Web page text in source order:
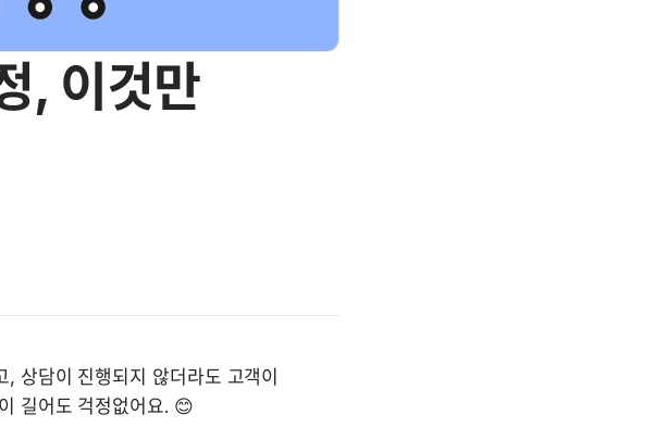
, 이것만
상담이 진행되지 않더라도 고객이
길어도 걱정없어요. 😊